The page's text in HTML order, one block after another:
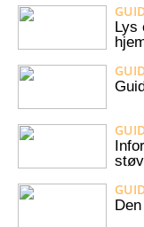
Lys